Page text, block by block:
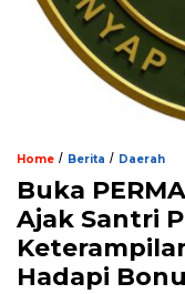
Home / Berita / Daerah
Buka
Ajak Santri
Hadapi